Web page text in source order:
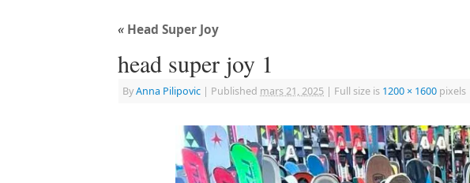
« Head Super Joy
head super joy 1
ByAnna Pilipovic | Published mars 21, 2025 | Full size is 1200 × 1600 pixels